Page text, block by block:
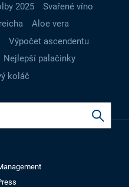
2025
Svařené víno
Aloe vera
Výpočet ascendentu
Nejlepší palačinky
koláč